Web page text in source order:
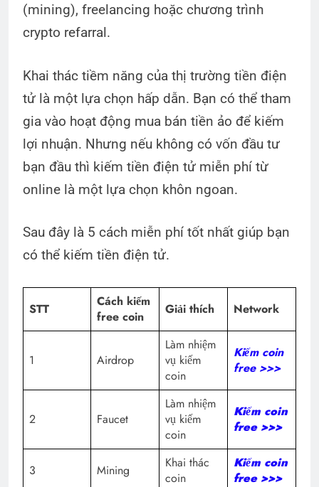
(mining), freelancing hoặc chương trình
crypto refarral.
Khai thác tiềm năng của thị trường tiền điện
tử là một lựa chọn hấp dẫn. Bạn có thể tham
gia vào hoạt động mua bán tiền ảo để kiếm
lợi nhuận. Nhưng nếu không có vốn đầu tư
bạn đầu thì kiếm tiền điện tử miễn phí từ
online là một lựa chọn khôn ngoan.
Sau đây là 5 cách miễn phí tốt nhất giúp bạn
có thể kiếm tiền điện tử.
STT
Cách kiếm
free coin
Giải thích Network
1 Airdrop
Làm nhiệm
vụ kiếm
coin
Kiếm coin
free >>>
2 Faucet
Làm nhiệm
vụ kiếm
coin
Kiếm coin
free >>>
3 Mining
Khai thác
coin
Kiếm coin
free >>>